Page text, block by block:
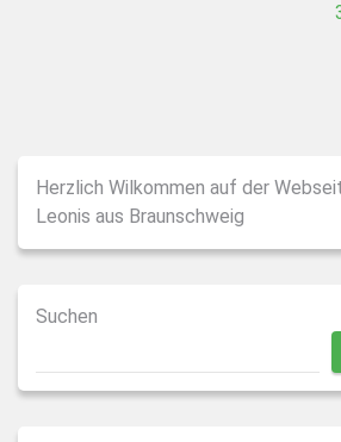
Herzlich Wilkommen auf der
Leonis aus Braunschweig
Suchen